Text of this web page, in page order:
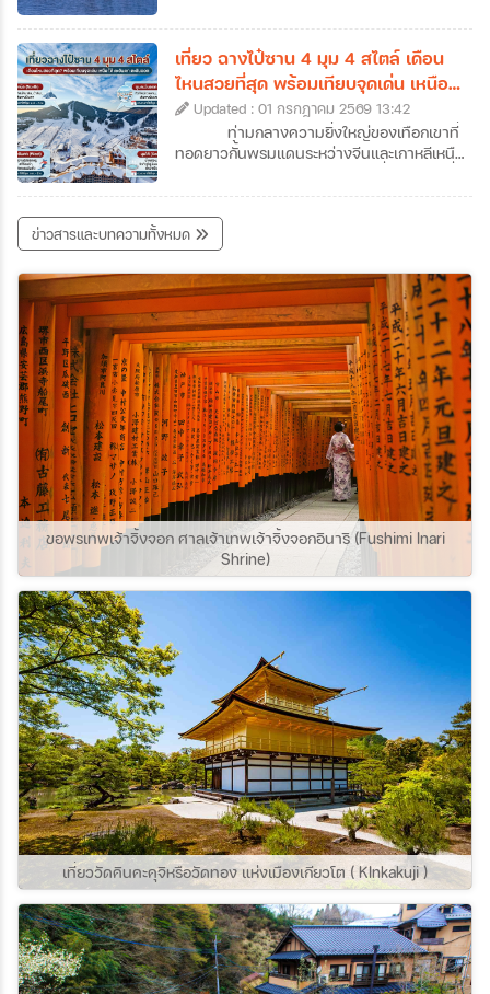
แต่ถ้าหากได้ลองได้หยุดพักเที่ยวจูไห่และออกไป
สัมผัสแลนด์มาร์คสำคัญ ๆ ของเมืองดูสักครั้ง
รับรองได้ว่าจะตกหลุมรักความละเมียดละไมของ
เมืองนี้กันอย่างถอนตัวไม่ขึ้นค่ะ ซึ่งเราก็ได้
รวบรวมข้อมูลเที่ยวจูไห่ที่น่าสนใจ พร้อมเปิดลิ
สต์ 7 พิกัดห้ามพลาดที่เมืองชายทะเลสุดโรแมน
ติกแห่งนี้มาฝากกันค่ะ
ทั้งเกาะกลายเป็นสีขาวโพลนดั่งปะการังหิมะ
ส่องประกายระยิบระยับราวผลึกแก้ว กลายเป็น
ทิวทัศน์สุดอัศจรรย์ที่งดงามราวกับหลุดออกมา
จากภาพวาดพู่กันจีนซ่อนตัวอยู่ สถานที่แห่งนี้
คือเกาะวูซง (Wusong) เกาะเล็ก ๆ ซึ่งตั้งอยู่ใน
แม่น้ำซงฮวา (Songhua) ใกล้กับเมืองจี๋หลิน
(Jilin City) ในประเทศจีนค่ะ หากคุณเป็นคนที่
เดินทางที่เต็มไปด้วยเสน่ห์ของวัฒนธรรมท้อง
ถิ่น การวางแผนมาเที่ยวเกาะวูซงเพื่อสัมผัส
ปรากฏการณ์อันน่าอัศจรรย์นี้ด้วยตาตัวเองสัก
ครั้ง คือรางวัลชีวิตที่คุ้มค่าเกินบรรยายอย่าง
แน่นอนค่ะ ว่าแล้วก็อย่ารอช้าเพราะเราได้
รวบรวม ข้อมูลเที่ยวเกาะวูซง ที่ได้ชื่อว่าเป็น
หนึ่งในสี่สิ่งมหัศจรรย์ทางธรรมชาติที่ห้ามพลาด
ของจีนมาให้แล้วค่ะ
เที่ยว ฉางไป๋ซาน 4 มุม 4 สไตล์ เดือน
ไหนสวยที่สุด พร้อมเทียบจุดเด่น เหนือ
ใต้ ตะวันตก ตะวันออก
Updated : 01 กรกฎาคม 2569 13:42
ท่ามกลางความยิ่งใหญ่ของเทือกเขาที่
ทอดยาวกั้นพรมแดนระหว่างจีนและเกาหลีเหนือ
ทัวร์จีนจี๋หลินที่สามารถเดินทางไปสัมผัสความ
มหัศจรรย์ของธรรมชาติได้ตลอดทั้งปี สถานที่
แห่งนี้ไม่ได้มีเพียงแค่ภูเขาหิมะที่ขาวโพลนในฤดู
หนาว แต่ยังซ่อนเร้นความงามของทะเลสาบ
สีน้ำเงินเข้มบนปากปล่องภูเขาไฟที่สูงที่สุดในจีน
รวมถึงผืนป่าดึกดำบรรพ์ที่เปลี่ยนสีสันไปตาม
ฤดูกาลอย่างน่าอัศจรรย์ แน่นอนว่าวันนี้เราจะ
พาทุกท่านมาทัวร์ฉางไป๋ซานแบบครบทุกซอก
ทุกมุม พร้อมข้อมูลเที่ยวฉางไป๋ซานแบบละเอียด
ไม่ว่าจะเป็นความงามทั้ง 4 ด้านของฉางไป๋ซาน
สถานที่เที่ยวฉางไป๋ซานและกิจกรรมต่าง ๆ เพื่อ
ช่วยให้สามารถวางแผนทริปทัวร์ฉางไป๋ซานได้
อย่างสมบูรณ์แบบที่สุดค่ะ เตรียมตัวให้พร้อม
แล้วมาร่วมเดินทางไปกับเราที่ภูเขาศักดิ์สิทธิ์
แห่งนี้กันค่ะ
ข่าวสารและบทความทั้งหมด
ขอพรเทพเจ้าจิ้งจอก ศาลเจ้าเทพเจ้าจิ้งจอกอินาริ (Fushimi Inari
Shrine)
เที่ยววัดคินคะคุจิหรือวัดทอง แห่งเมืองเกียวโต ( KInkakuji )